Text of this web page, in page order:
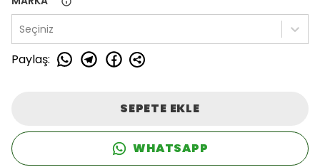
Seçiniz
Paylaş:
SEPETE EKLE
WHATSAPP